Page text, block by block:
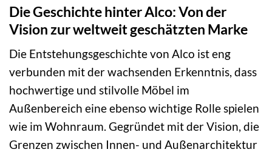
Die Geschichte hinter Alco: Von der
Vision zur weltweit geschätzten Marke
Die Entstehungsgeschichte von Alco ist eng
verbunden mit der wachsenden Erkenntnis, dass
hochwertige und stilvolle Möbel im
Außenbereich eine ebenso wichtige Rolle spielen
wie im Wohnraum. Gegründet mit der Vision, die
Grenzen zwischen Innen- und Außenarchitektur